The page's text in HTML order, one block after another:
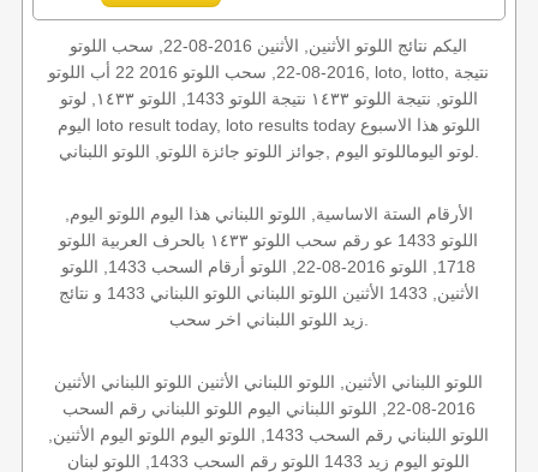
اليكم نتائج اللوتو الأثنين, الأثنين 2016-08-22, سحب اللوتو
2016-08-22, سحب اللوتو 2016 22 أب اللوتو, loto, lotto, نتيجة
اللوتو, نتيجة اللوتو ١٤٣٣ نتيجة اللوتو 1433, اللوتو ١٤٣٣, لوتو
اليوم loto result today, loto results today اللوتو هذا الاسبوع
الأرقام الستة الاساسية, اللوتو اللبناني هذا اليوم اللوتو اليوم,
اللوتو 1433 عو رقم سحب اللوتو ١٤٣٣ بالحرف العربية اللوتو
1718, اللوتو 2016-08-22, اللوتو أرقام السحب 1433, اللوتو
الأثنين, 1433 الأثنين اللوتو اللبناني اللوتو اللبناني 1433 و نتائج
اللوتو اللبناني الأثنين, اللوتو اللبناني الأثنين اللوتو اللبناني الأثنين
2016-08-22, اللوتو اللبناني اليوم اللوتو اللبناني رقم السحب
اللوتو اللبناني رقم السحب 1433, اللوتو اليوم اللوتو اليوم الأثنين,
اللوتو اليوم زيد 1433 اللوتو رقم السحب 1433, اللوتو لبنان